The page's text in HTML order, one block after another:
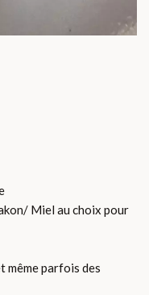
Miel au choix pour
même parfois des